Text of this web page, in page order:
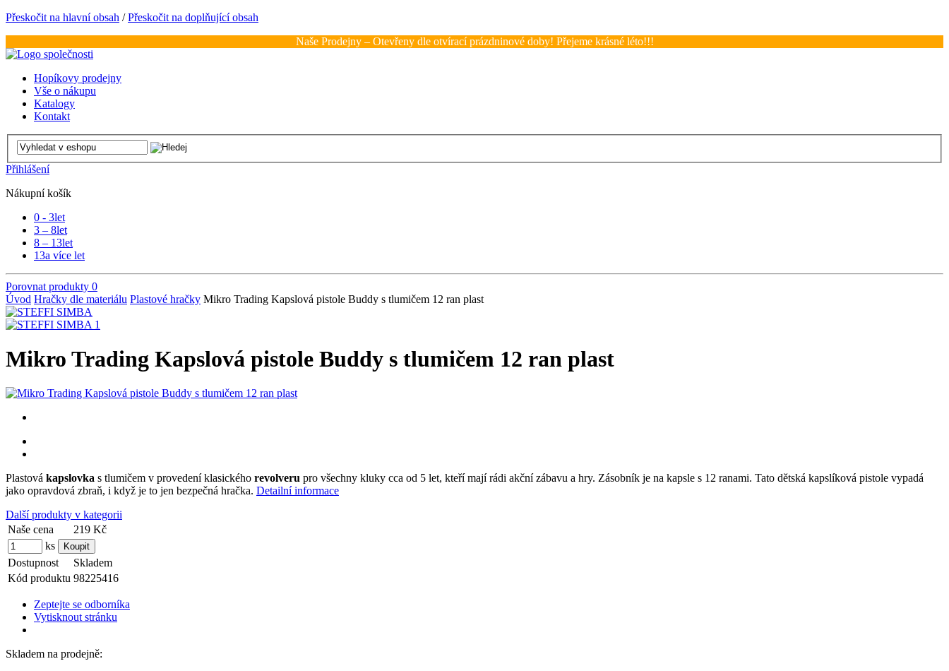
Přeskočit na hlavní obsah /Přeskočit na doplňující obsah
Naše Prodejny – Otevřeny dle otvírací prázdninové doby! Přejeme krásné léto!!!
Hopíkovy prodejny
Vše o nákupu
Katalogy
Kontakt
Přihlášení
Nákupní košík
0 - 3let
3 – 8let
8 – 13let
13a více let
Porovnat produkty 0
Úvod Hračky dle materiálu Plastové hračky Mikro Trading Kapslová pistole Buddy s tlumičem 12 ran plast
Mikro Trading Kapslová pistole Buddy s tlumičem 12 ran plast
Plastová kapslovka s tlumičem v provedení klasického revolveru pro všechny kluky cca od 5 let, kteří mají rádi akční zábavu a hry. Zásobník je na kapsle s 12 ranami. Tato dětská kapslíková pistole vypadá
jako opravdová zbraň, i když je to jen bezpečná hračka. Detailní informace
Další produkty v kategorii
Naše cena
219 Kč
ks
Dostupnost
Skladem
Kód produktu 98225416
Zeptejte se odborníka
Vytisknout stránku
Skladem na prodejně: